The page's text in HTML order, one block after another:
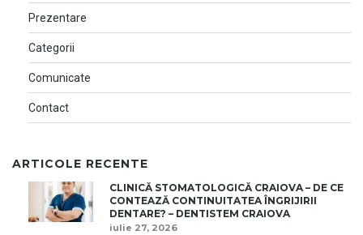
Prezentare
Categorii
Comunicate
Contact
ARTICOLE RECENTE
CLINICĂ STOMATOLOGICĂ CRAIOVA – DE CE
CONTEAZĂ CONTINUITATEA ÎNGRIJIRII
DENTARE? – DENTISTEM CRAIOVA
iulie 27, 2026